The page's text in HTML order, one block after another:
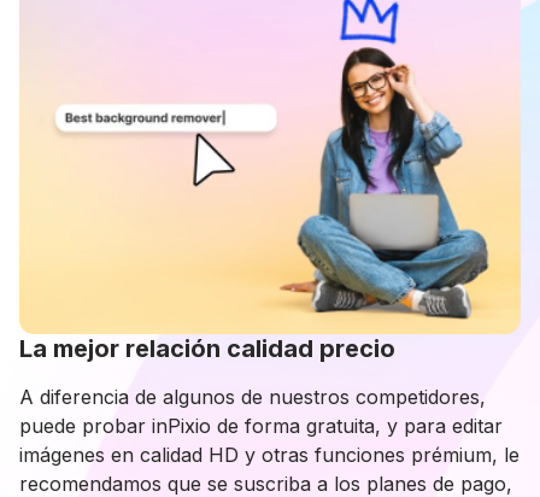
La mejor relación calidad precio
A diferencia de algunos de nuestros competidores,
puede probar inPixio de forma gratuita, y para editar
imágenes en calidad HD y otras funciones prémium, le
recomendamos que se suscriba a los planes de pago,